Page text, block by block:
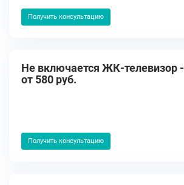
Получить консультацию
Не включается ЖК-телевизор -
от 580 руб.
Получить консультацию